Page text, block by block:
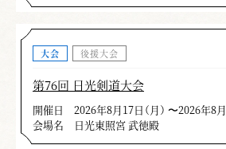
大会 後援大会
第76回 日光剣道大会
開催日
2026年8月17日（月） 〜2026年8月
会場名
日光東照宮 武徳殿